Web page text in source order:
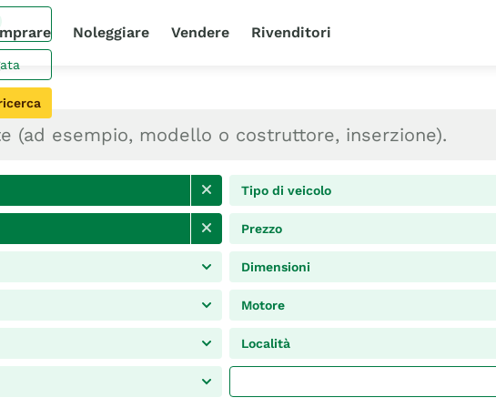
Noleggiare Vendere Rivenditori
Tipo di veicolo
Prezzo
Dimensioni
Motore
Località